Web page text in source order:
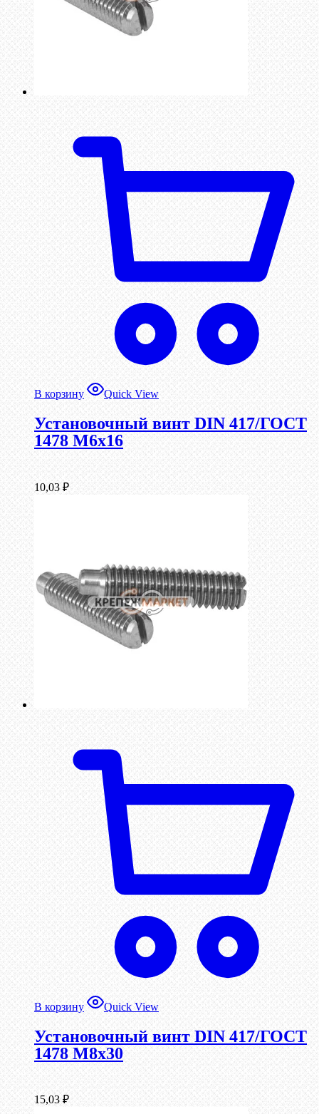
В корзину Quick View
Установочный винт DIN 417/ГОСТ
1478 М6х16
10,03 ₽
В корзину Quick View
Установочный винт DIN 417/ГОСТ
1478 М8х30
15,03 ₽